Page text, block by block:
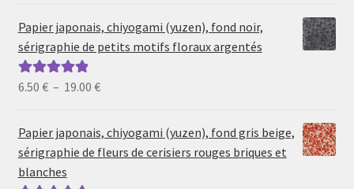
prix :
6.50 €
19.00 €
Papier japonais, chiyogami (yuzen), fond noir,
sérigraphie de petits motifs floraux argentés
Note5.00sur
6.50 € – 19.00 €Plage
prix :
6.50 €
Papier japonais, chiyogami (yuzen), fond gris beige,
sérigraphie de fleurs de cerisiers rouges briques et
blanches